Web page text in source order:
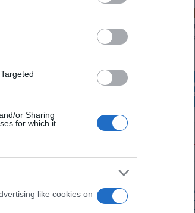
or Sharing
for which it
like cookies on
Τράπουλα
της
Οι άνθρωποι, οι
το ελληνικό
πολιτισμός που μας
ΌΣΑ
ΓΙΑ ΤΟ
ΙΟΣ ΔΥΤΙΚΟΥ ΝΕΙΛΟΥ:
ΤΗΝ ΑΤΤΙΚΗ
ΕΛΣΤΑΤ: Δείκτης τιμών